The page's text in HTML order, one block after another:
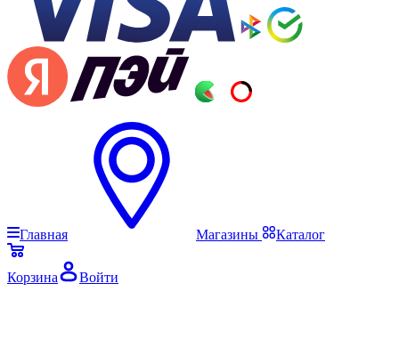
Главная Магазины Каталог
Корзина Войти